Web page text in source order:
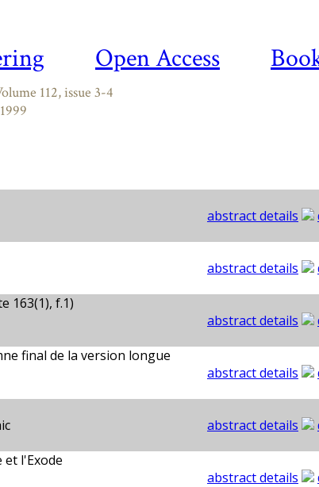
Open Access
112, issue 3-4
1999
abstract details
abstract details
163(1), f.1)
abstract details
final de la version longue
abstract details
abstract details
et l'Exode
abstract details